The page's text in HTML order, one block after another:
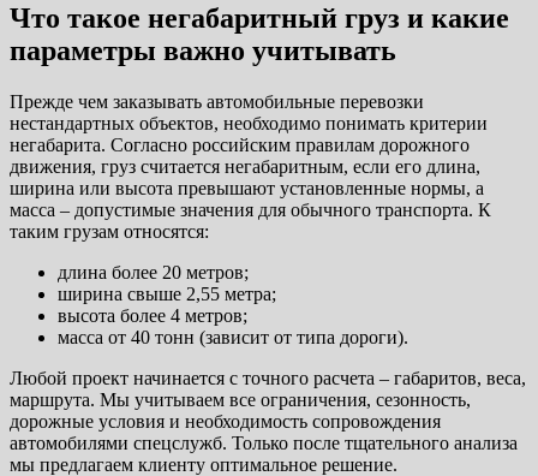
Что такое негабаритный груз и какие
параметры важно учитывать
Прежде чем заказывать автомобильные перевозки
нестандартных объектов, необходимо понимать критерии
негабарита. Согласно российским правилам дорожного
движения, груз считается негабаритным, если его длина,
ширина или высота превышают установленные нормы, а
масса – допустимые значения для обычного транспорта. К
таким грузам относятся:
длина более 20 метров;
ширина свыше 2,55 метра;
высота более 4 метров;
масса от 40 тонн (зависит от типа дороги).
Любой проект начинается с точного расчета – габаритов, веса,
маршрута. Мы учитываем все ограничения, сезонность,
дорожные условия и необходимость сопровождения
автомобилями спецслужб. Только после тщательного анализа
мы предлагаем клиенту оптимальное решение.